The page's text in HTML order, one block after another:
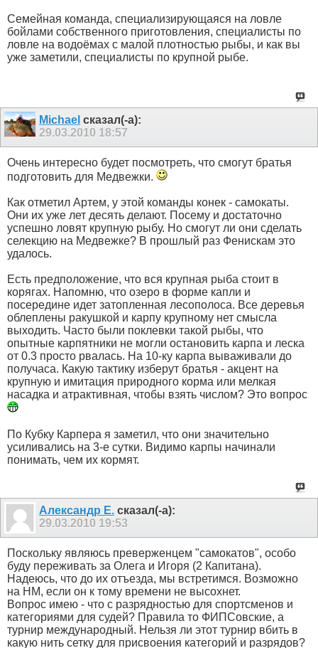
Семейная команда, специализирующаяся на ловле
бойлами собственного приготовления, специалисты по
ловле на водоёмах с малой плотностью рыбы, и как вы
уже заметили, специалисты по крупной рыбе.
Michael сказал(-а):
29.03.2010 18:57
Очень интересно будет посмотреть, что смогут братья
подготовить для Медвежки.
Как отметил Артем, у этой команды конек - самокаты.
Они их уже лет десять делают. Посему и достаточно
успешно ловят крупную рыбу. Но смогут ли они сделать
селекцию на Медвежке? В прошлый раз Фенискам это
удалось.
Есть предположение, что вся крупная рыба стоит в
корягах. Напомню, что озеро в форме капли и
посередине идет затопленная лесополоса. Все деревья
облеплены ракушкой и карпу крупному нет смысла
выходить. Часто были поклевки такой рыбы, что
опытные карпятники не могли остановить карпа и леска
от 0.3 просто рвалась. На 10-ку карпа вываживали до
получаса. Какую тактику изберут братья - акцент на
крупную и имитация природного корма или мелкая
насадка и атрактивная, чтобы взять числом? Это вопрос
По Кубку Карпера я заметил, что они значительно
усиливались на 3-е сутки. Видимо карпы начинали
понимать, чем их кормят.
Александр Е. сказал(-а):
29.03.2010 19:53
Поскольку являюсь преверженцем "самокатов", особо
буду переживать за Олега и Игоря (2 Капитана).
Надеюсь, что до их отъезда, мы встретимся. Возможно
на НМ, если он к тому времени не высохнет.
Вопрос имею - что с разрядностью для спортсменов и
категориями для судей? Правила то ФИПСовские, а
турнир международный. Нельзя ли этот турнир вбить в
какую нить сетку для присвоения категорий и разрядов?